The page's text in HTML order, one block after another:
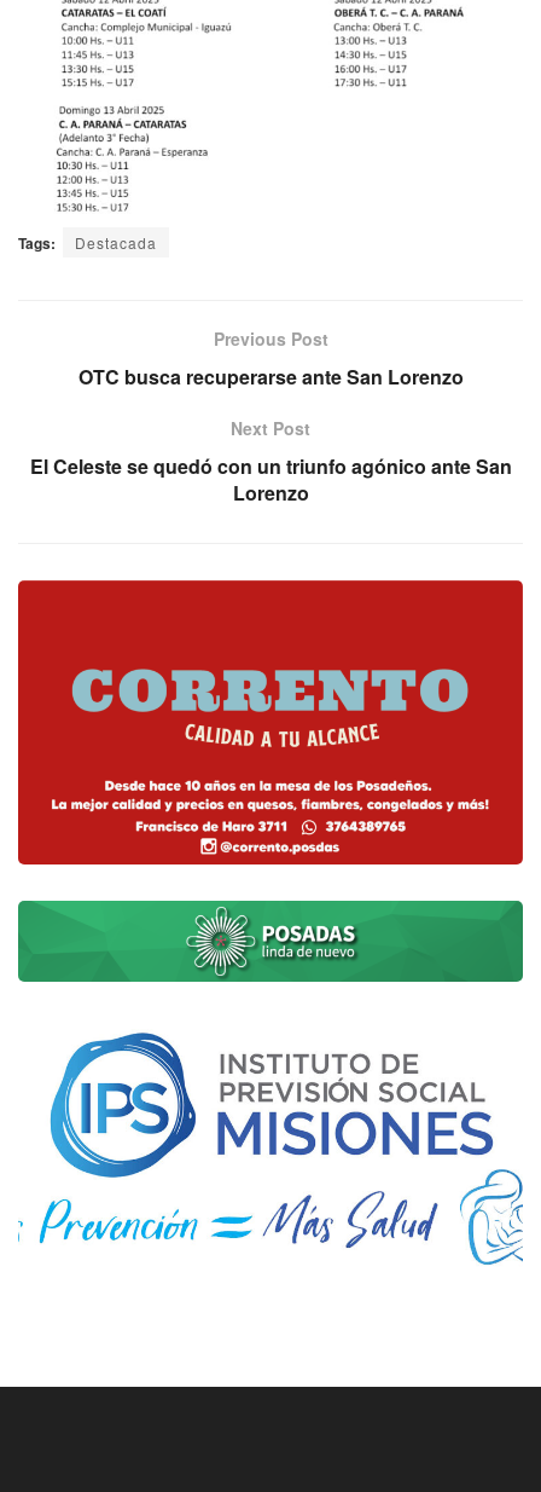
Tags: Destacada
Previous Post
OTC busca recuperarse ante San Lorenzo
Next Post
El Celeste se quedó con un triunfo agónico ante San
Lorenzo